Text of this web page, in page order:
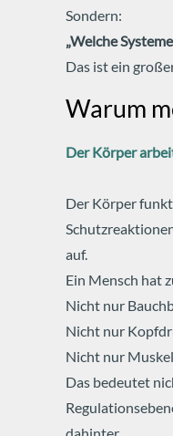
Sondern:
„Welche
Das ist ein
Warum
Der Körper
Der Körper
auf.
Ein Mensch hat
Nicht nur
Nicht nur
Nicht nur
Das bedeutet